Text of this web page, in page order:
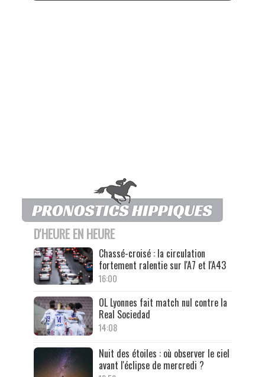
D'HEURE EN HEURE
Chassé-croisé : la circulation
fortement ralentie sur l'A7 et l'A43
16:00
OL Lyonnes fait match nul contre la
Real Sociedad
14:08
Nuit des étoiles : où observer le ciel
avant l'éclipse de mercredi ?